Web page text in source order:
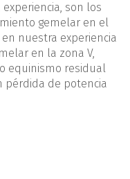
son los
gemelar en el
nuestra experiencia
en la zona V,
equinismo residual
pérdida de potencia